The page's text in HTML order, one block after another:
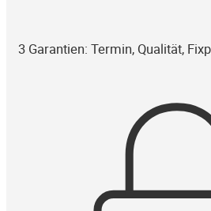
3 Garantien: Termin, Qualität,